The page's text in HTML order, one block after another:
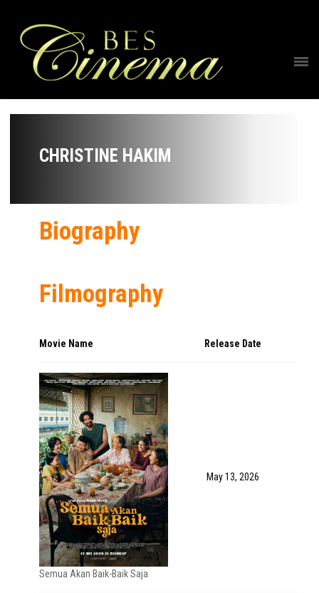
CHRISTINE HAKIM
Biography
Filmography
Movie Name Release Date
Semua Akan Baik-Baik Saja
May 13, 2026